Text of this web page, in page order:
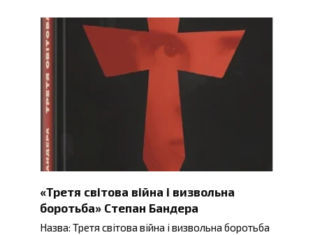
«Третя світова війна і визвольна
боротьба» Степан Бандера
Назва: Третя світова війна і визвольна боротьба